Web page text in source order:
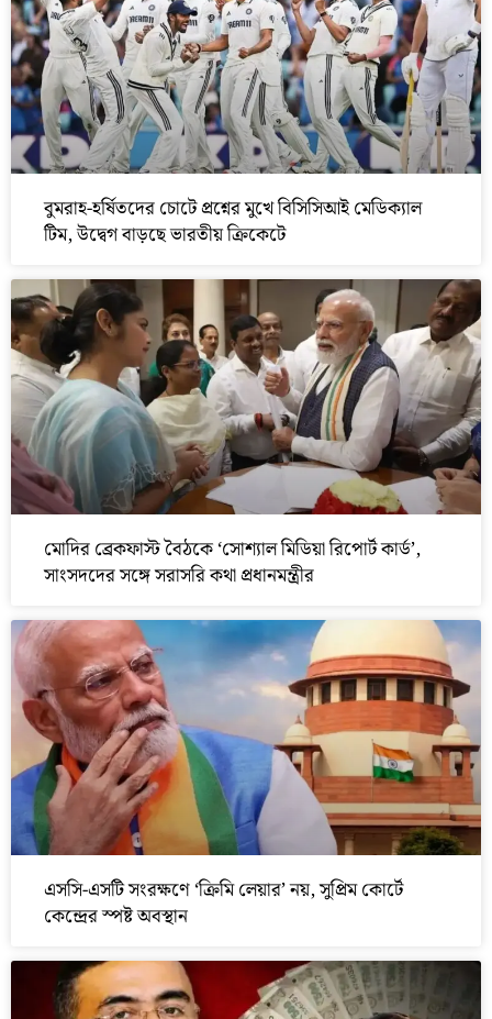
বুমরাহ-হর্ষিতদের চোটে প্রশ্নের মুখে বিসিসিআই মেডিক্যাল
টিম, উদ্বেগ বাড়ছে ভারতীয় ক্রিকেটে
মোদির ব্রেকফাস্ট বৈঠকে ‘সোশ্যাল মিডিয়া রিপোর্ট কার্ড’,
সাংসদদের সঙ্গে সরাসরি কথা প্রধানমন্ত্রীর
এসসি-এসটি সংরক্ষণে ‘ক্রিমি লেয়ার’ নয়, সুপ্রিম কোর্টে
কেন্দ্রের স্পষ্ট অবস্থান